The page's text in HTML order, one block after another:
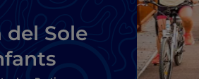
del Sole